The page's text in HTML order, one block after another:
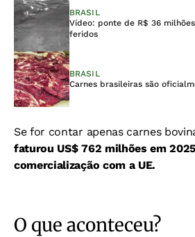
BRASIL
Vídeo: ponte de R$ 36
feridos
BRASIL
Carnes brasileiras são
Se for contar apenas carnes
faturou US$ 762 milhões em
comercialização com a UE.
O que aconteceu?